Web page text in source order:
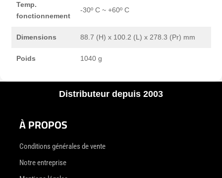
Temp.
fonctionnement
-30º C ~ +60º C
Dimensions 88.7 (H) x 100.2 (L) x 278.3 (Pr) mm
Poids 1040 g
Distributeur depuis 2003
À PROPOS
Conditions générales de vente
Notre entreprise